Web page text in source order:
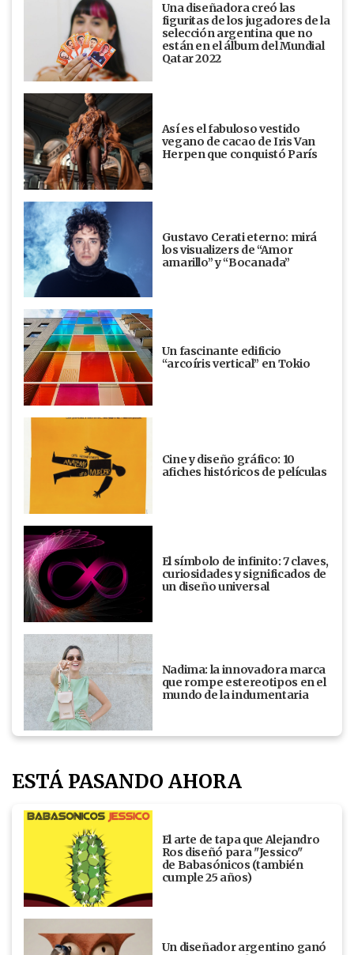
Una diseñadora creó las
figuritas de los jugadores de la
selección argentina que no
están en el álbum del Mundial
Qatar 2022
Así es el fabuloso vestido
vegano de cacao de Iris Van
Herpen que conquistó París
Gustavo Cerati eterno: mirá
los visualizers de “Amor
amarillo” y “Bocanada”
Un fascinante edificio
“arcoíris vertical” en Tokio
Cine y diseño gráfico: 10
afiches históricos de películas
El símbolo de infinito: 7 claves,
curiosidades y significados de
un diseño universal
Nadima: la innovadora marca
que rompe estereotipos en el
mundo de la indumentaria
ESTÁ PASANDO AHORA
El arte de tapa que Alejandro
Ros diseñó para "Jessico"
de Babasónicos (también
cumple 25 años)
Un diseñador argentino ganó